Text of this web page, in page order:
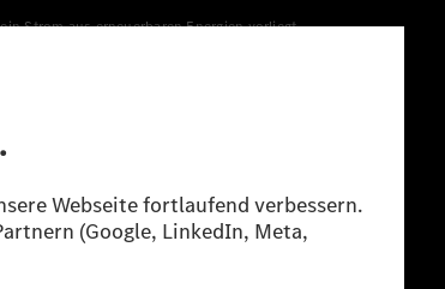
Strom aus erneuerbaren Energien vorliegt,
Spannweiten beziehen sich auf den
den Pkw, sondern auch vom Fahrstil und
liegen bislang weder bestätigte Werte von